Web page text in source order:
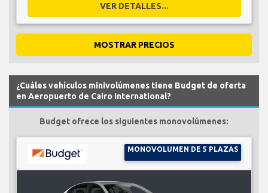
VER DETALLES...
MOSTRAR PRECIOS
¿Cuáles vehículos minivolúmenes tiene Budget de oferta
en Aeropuerto de Cairo International?
Budget ofrece los siguientes monovolúmenes:
MONOVOLUMEN DE 5 PLAZAS